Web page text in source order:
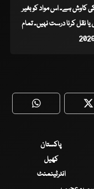
کی کاوش ہے۔ اس مواد کو بغیر
کرنا درست نہیں۔ تمام
WhatsApp
پاکستان
کھیل
انٹرٹینمنٹ